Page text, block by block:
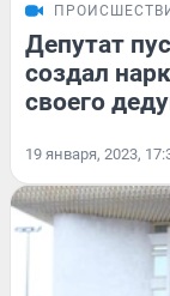
Депутат
создал
своего
19 января, 2023,